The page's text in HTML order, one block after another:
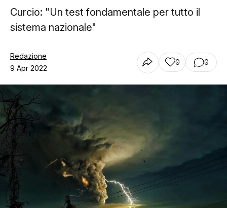
Chi siamo
Contatti
Curcio: "Un test fondamentale per tutto il
sistema nazionale"
Redazione
9 Apr 2022
0 0